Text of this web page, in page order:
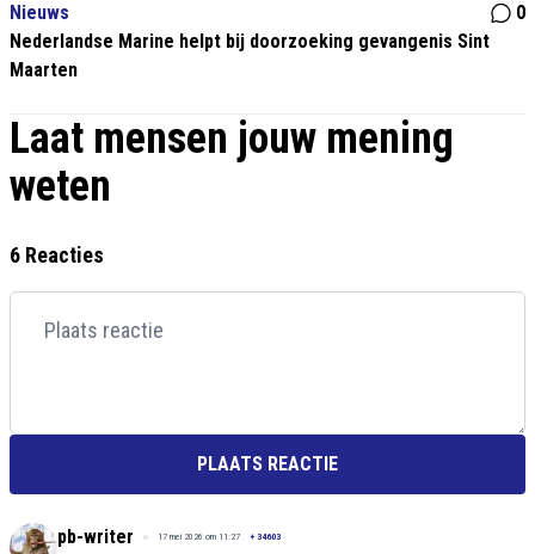
Nieuws
0
Nederlandse Marine helpt bij doorzoeking gevangenis Sint
Maarten
Laat mensen jouw mening
weten
6 Reacties
PLAATS REACTIE
pb-writer 17 mei 2026 om 11:27 + 34603